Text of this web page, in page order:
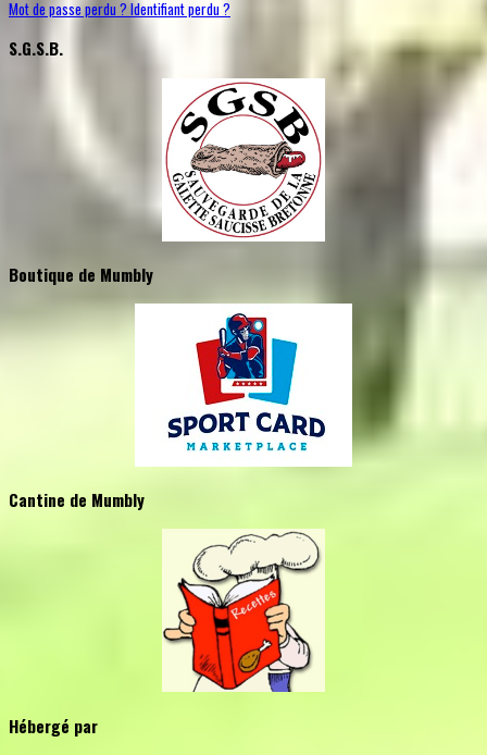
Mot de passe perdu ? Identifiant perdu ?
S.G.S.B.
Boutique de Mumbly
Cantine de Mumbly
Hébergé par